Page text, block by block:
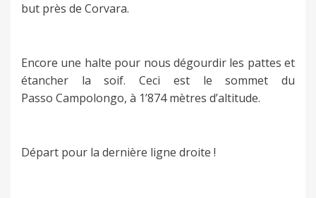
but près de Corvara.
Encore une halte pour nous dégourdir les pattes et
étancher la soif. Ceci est le sommet du
Passo Campolongo, à 1’874 mètres d’altitude.
Départ pour la dernière ligne droite !